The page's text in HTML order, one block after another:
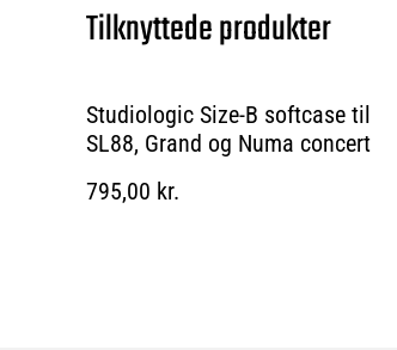
Tilknyttede produkter
Studiologic Size-B softcase til
SL88, Grand og Numa concert
795,00 kr.